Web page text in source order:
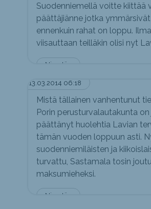
Nimetön
Suodenniemellä voitte kiittää
päättäjiänne jotka
ennenkuin rahat on loppu.
viisauttaan teilläkin olisi nyt
13.03.2014 06:18
Nimetön
Mistä tällainen vanhentunut
Porin perusturvalautakunta
päättänyt huolehtia Lavian
tämän vuoden loppuun asti.
suodenniemiläisten ja
turvattu, Sastamala tosin
maksumieheksi.